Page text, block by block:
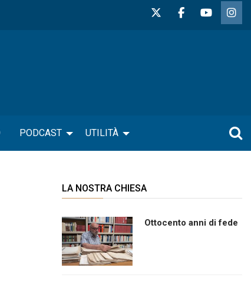
PODCAST UTILITÀ
LA NOSTRA CHIESA
Ottocento anni di fede